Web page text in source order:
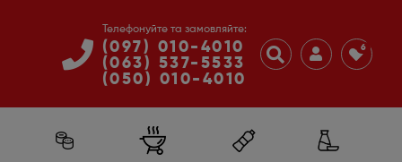
Телефонуйте та замовляйте:
(097) 010-4010
(063) 537-5533
(050) 010-4010
6